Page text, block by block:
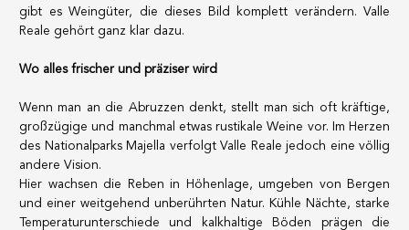
100% SOFORT LIEFERBARE PRODUKTE
UNSERE GESCHÄFTE
gibt es Weingüter, die dieses Bild komplett verändern. Valle
Reale gehört ganz klar dazu.
Wo alles frischer und präziser wird
Wenn man an die Abruzzen denkt, stellt man sich oft kräftige,
großzügige und manchmal etwas rustikale Weine vor. Im Herzen
des Nationalparks Majella verfolgt Valle Reale jedoch eine völlig
andere Vision.
Hier wachsen die Reben in Höhenlage, umgeben von Bergen
und einer weitgehend unberührten Natur. Kühle Nächte, starke
Temperaturunterschiede und kalkhaltige Böden prägen die